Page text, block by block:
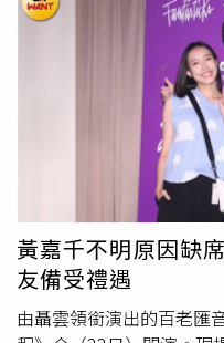
沒共識要一起工作下去，
經紀團隊，「這過程他們
讀本也給很多幫助，在他
透露當初朱軒洋對入圍的
是他的經紀人花時間分析
經紀團隊，柴智屏面露
我的安慰，我明天就幫他
子林禹兩人交往1年多，
小倆口準備結婚。今高雋雅
「空穴來風」，親曝和男
往，沒有計畫未來的事情
真的沒有計畫，也不會先
黃嘉千不明原因缺
友備受禮遇
由聶雲領銜演出的百老匯